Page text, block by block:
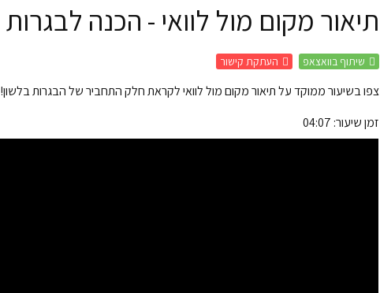
תיאור מקום מול לוואי - הכנה לבגרות
שיתוף בוואצאפ העתקת קישור
צפו בשיעור ממוקד על תיאור מקום מול לוואי לקראת חלק התחביר של הבגרות בלשון!
זמן שיעור: 04:07